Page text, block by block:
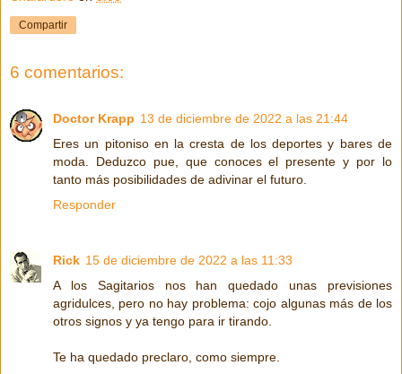
Compartir
6 comentarios:
Doctor Krapp 13 de diciembre de 2022 a las 21:44
Eres un pitoniso en la cresta de los deportes y bares de
moda. Deduzco pue, que conoces el presente y por lo
tanto más posibilidades de adivinar el futuro.
Responder
Rick 15 de diciembre de 2022 a las 11:33
A los Sagitarios nos han quedado unas previsiones
agridulces, pero no hay problema: cojo algunas más de los
otros signos y ya tengo para ir tirando.
Te ha quedado preclaro, como siempre.